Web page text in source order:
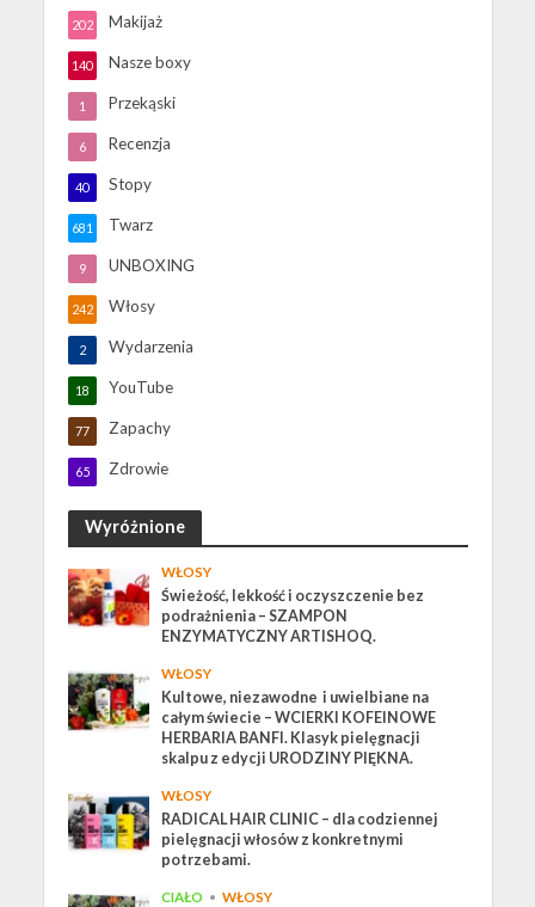
Makijaż
202
Nasze boxy
140
Przekąski
1
Recenzja
6
Stopy
40
Twarz
681
UNBOXING
9
Włosy
242
Wydarzenia
2
YouTube
18
Zapachy
77
Zdrowie
65
Wyróżnione
WŁOSY
Świeżość, lekkość i oczyszczenie bez
podrażnienia – SZAMPON
ENZYMATYCZNY ARTISHOQ.
WŁOSY
Kultowe, niezawodne i uwielbiane na
całym świecie – WCIERKI KOFEINOWE
HERBARIA BANFI. Klasyk pielęgnacji
skalpu z edycji URODZINY PIĘKNA.
WŁOSY
RADICAL HAIR CLINIC – dla codziennej
pielęgnacji włosów z konkretnymi
potrzebami.
CIAŁO • WŁOSY